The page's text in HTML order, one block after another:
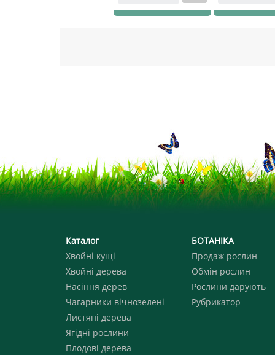
Каталог
Хвойні кущі
Хвойні дерева
Насіння дерев
Чагарники вічнозелені
Листяні дерева
Ягідні рослини
Плодові дерева
БОТАНІКА
Продаж рослин
Обмін рослин
Рослини дарують
Рубрикатор